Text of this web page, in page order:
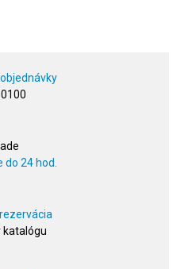
24 hod.
katalógu